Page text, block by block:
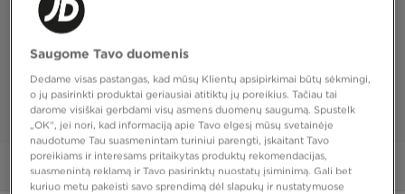
Nuotraukos 360°
Saugome Tavo duomenis
Dedame visas pastangas, kad mūsų Klientų apsipirkimai būtų sėkmingi,
o jų pasirinkti produktai geriausiai atitiktų jų poreikius. Tačiau tai
darome visiškai gerbdami visų asmens duomenų saugumą. Spustelk
„OK“, jei nori, kad informaciją apie Tavo elgesį mūsų svetainėje
naudotume Tau suasmenintam turiniui parengti, įskaitant Tavo
poreikiams ir interesams pritaikytas produktų rekomendacijas,
suasmenintą reklamą ir Tavo pasirinktų nuostatų įsiminimą. Gali bet
kuriuo metu pakeisti savo sprendimą dėl slapukų ir nustatymuose